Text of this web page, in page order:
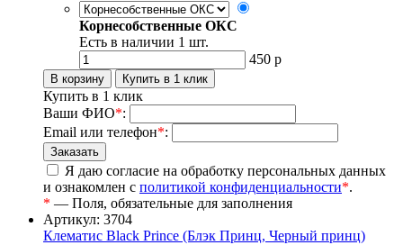
Корнесобственные ОКС
Есть в наличии 1 шт.
450 р
Купить в 1 клик
Ваши ФИО*:
Email или телефон*:
Я даю согласие на обработку персональных данных
и ознакомлен с политикой конфиденциальности*.
* — Поля, обязательные для заполнения
Артикул: 3704
Клематис Black Prince (Блэк Принц, Черный принц)